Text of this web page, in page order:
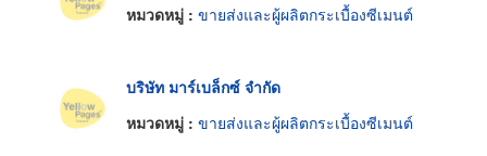
หมวดหมู่ : ขายส่งและผู้ผลิตกระเบื้องซีเมนต์
บริษัท มาร์เบล็กซ์ จำกัด
หมวดหมู่ : ขายส่งและผู้ผลิตกระเบื้องซีเมนต์